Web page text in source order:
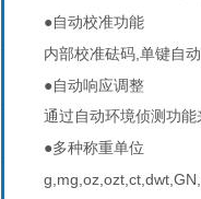
●自动校准功能
内部校准砝码 单键自
●自动响应调整
通过自动环境侦测功能
●多种称重单位